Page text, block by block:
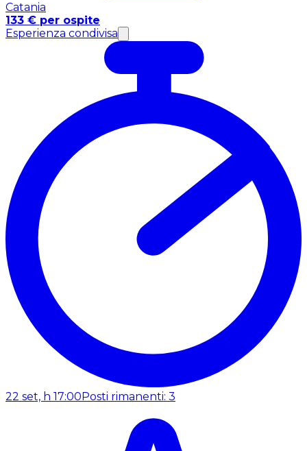
Catania
133 € per ospite
Esperienza condivisa
22 set, h 17:00Posti rimanenti: 3